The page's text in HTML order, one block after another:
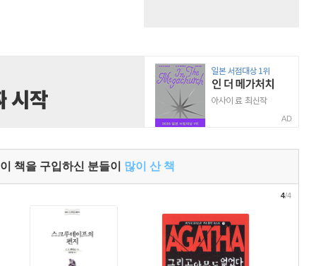
AD
이 책을 구입하신 분들이 많이 산 책
4/4